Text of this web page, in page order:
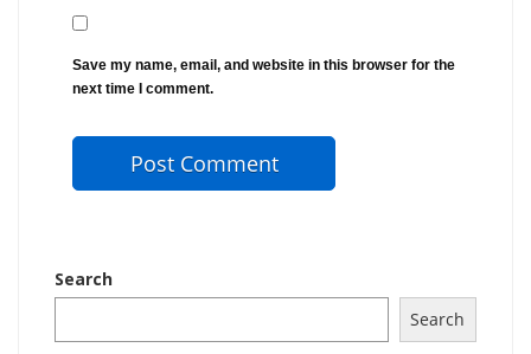
Save my name, email, and website in this browser for the
next time I comment.
Search
Search